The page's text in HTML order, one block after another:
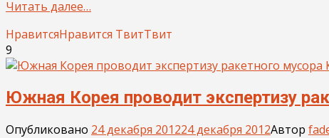
Читать далее…
НравитсяНравится ТвитТвит
9
Южная Корея проводит экспертизу
Опубликовано 24 декабря 201224 декабря 2012Автор